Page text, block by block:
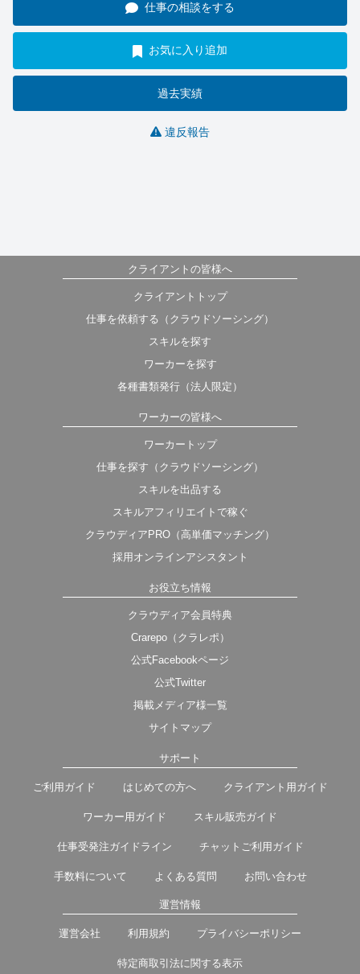
仕事の相談をする
お気に入り追加
過去実績
違反報告
クライアントの皆様へ
クライアントトップ
仕事を依頼する（クラウドソーシング）
スキルを探す
ワーカーを探す
各種書類発行（法人限定）
ワーカーの皆様へ
ワーカートップ
仕事を探す（クラウドソーシング）
スキルを出品する
スキルアフィリエイトで稼ぐ
クラウディアPRO（高単価マッチング）
採用オンラインアシスタント
お役立ち情報
クラウディア会員特典
Crarepo（クラレポ）
公式Facebookページ
公式Twitter
掲載メディア様一覧
サイトマップ
サポート
ご利用ガイド はじめての方へ クライアント用ガイド
ワーカー用ガイド スキル販売ガイド
仕事受発注ガイドライン チャットご利用ガイド
手数料について よくある質問 お問い合わせ
運営情報
運営会社 利用規約 プライバシーポリシー
特定商取引法に関する表示